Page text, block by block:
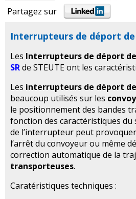
Partagez sur
Interrupteurs de déport de
Les Interrupteurs de déport
SRde STEUTE ont les
Les interrupteurs de déport
beaucoup utilisés sur les
le positionnement des bandes
fonction des caractéristiques du
de l’interrupteur peut
l’arrêt du convoyeur ou même
correction automatique de la
transporteuses.
Caratéristiques techniques :